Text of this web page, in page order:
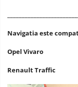
Navigatia este
Opel Vivaro
Renault Traffic